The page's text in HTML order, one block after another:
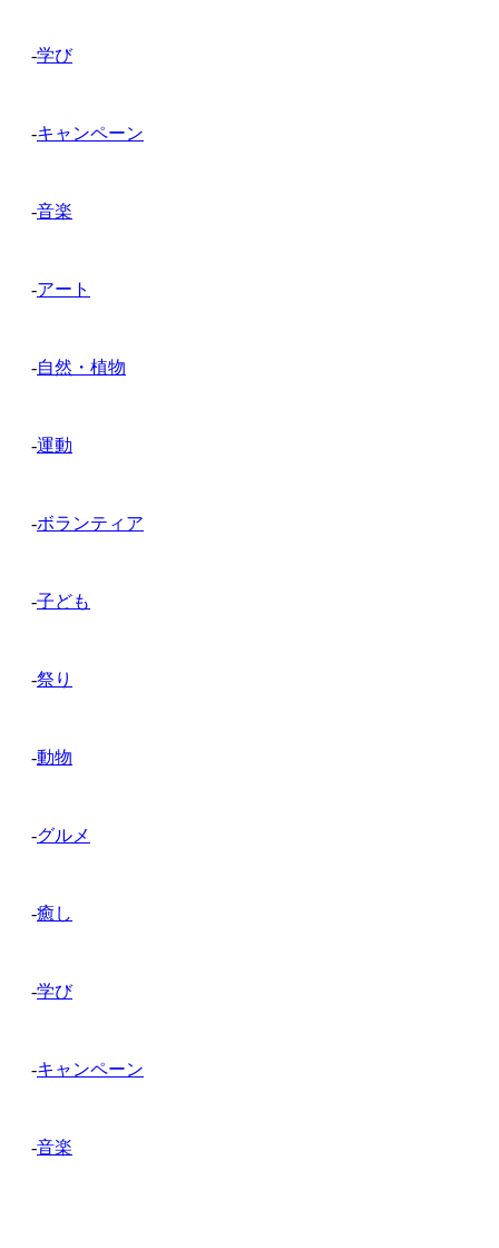
-学び
-キャンペーン
-音楽
-アート
-自然・植物
-運動
-ボランティア
-子ども
-祭り
-動物
-グルメ
-癒し
-学び
-キャンペーン
-音楽